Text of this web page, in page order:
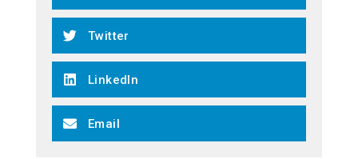
Twitter
LinkedIn
Email